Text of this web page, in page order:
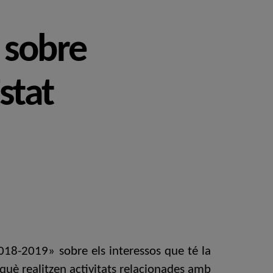
2019» sobre els interessos que té la
realitzen activitats relacionades amb